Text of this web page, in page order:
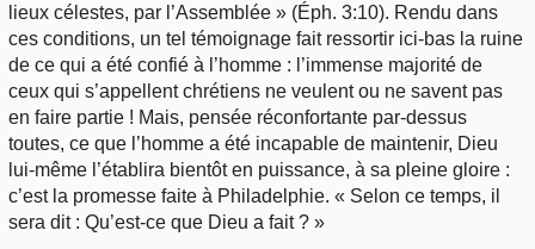
lieux célestes, par l’Assemblée » (Éph. 3:10). Rendu dans
ces conditions, un tel témoignage fait ressortir ici-bas la ruine
de ce qui a été confié à l’homme : l’immense majorité de
ceux qui s’appellent chrétiens ne veulent ou ne savent pas
en faire partie ! Mais, pensée réconfortante par-dessus
toutes, ce que l’homme a été incapable de maintenir, Dieu
lui-même l’établira bientôt en puissance, à sa pleine gloire :
c’est la promesse faite à Philadelphie. « Selon ce temps, il
sera dit : Qu’est-ce que Dieu a fait ? »